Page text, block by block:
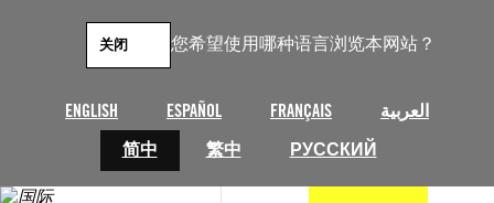
您希望使用哪种语言浏览本网站？
ENGLISH ESPAÑOL FRANÇAIS
العربية
简中
繁中 РУССКИЙ
关闭